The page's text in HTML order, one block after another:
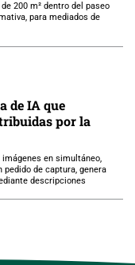
200 m² dentro del paseo
para mediados de
de IA que
por la
imágenes en simultáneo,
de captura, genera
descripciones